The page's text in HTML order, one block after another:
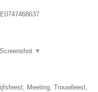
Screenshot ▼
Meeting, Trouwfeest,